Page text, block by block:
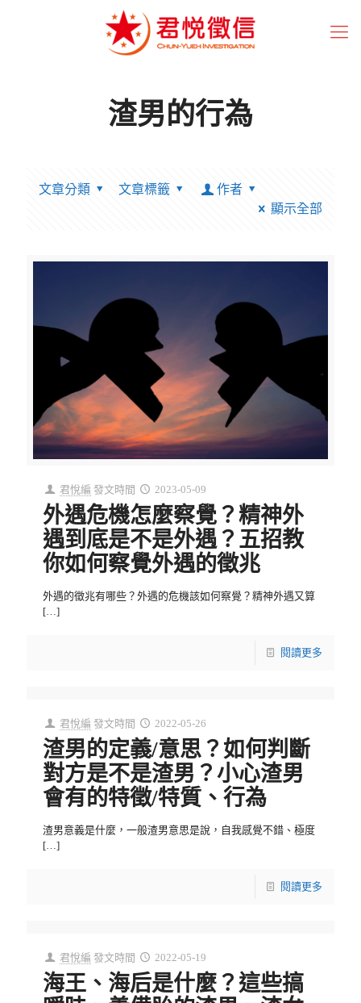
渣男的行為
文章分類 文章標籤
作者
顯示全部
君悅編 發文時間 2023-05-09
外遇危機怎麼察覺？精神外
遇到底是不是外遇？五招教
你如何察覺外遇的徵兆
外遇的徵兆有哪些？外遇的危機該如何察覺？精神外遇又算
[…]
閱讀更多
君悅編 發文時間 2022-05-26
渣男的定義/意思？如何判斷
對方是不是渣男？小心渣男
會有的特徵/特質、行為
渣男意義是什麼，一般渣男意思是說，自我感覺不錯、極度
[…]
閱讀更多
君悅編 發文時間 2022-05-19
海王、海后是什麼？這些搞